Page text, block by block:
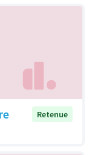
Retenue